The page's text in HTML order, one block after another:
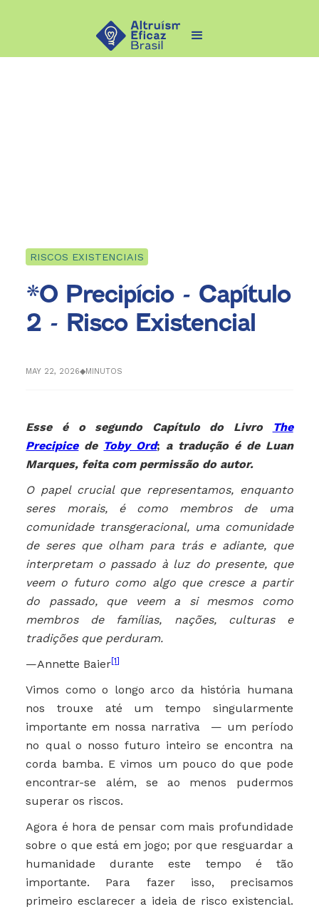
RISCOS EXISTENCIAIS
*O Precipício - Capítulo
2 - Risco Existencial
MAY 22, 2026◆MINUTOS
Esse é o segundo Capítulo do Livro
The
Precipicede Toby Ord; a tradução é de Luan
Marques, feita com permissão do autor.
O papel crucial que representamos, enquanto
seres morais, é como membros de uma
comunidade transgeracional, uma comunidade
de seres que olham para trás e adiante, que
interpretam o passado à luz do presente, que
veem o futuro como algo que cresce a partir
do passado, que veem a si mesmos como
membros de famílias, nações, culturas e
tradições que perduram.
—Annette Baier[1]
Vimos como o longo arco da história humana
nos trouxe até um tempo singularmente
importante em nossa narrativa — um período
no qual o nosso futuro inteiro se encontra na
corda bamba. E vimos um pouco do que pode
encontrar-se além, se ao menos pudermos
superar os riscos.
Agora é hora de pensar com mais profundidade
sobre o que está em jogo; por que resguardar a
humanidade durante este tempo é tão
importante. Para fazer isso, precisamos
primeiro esclarecer a ideia de risco existencial.